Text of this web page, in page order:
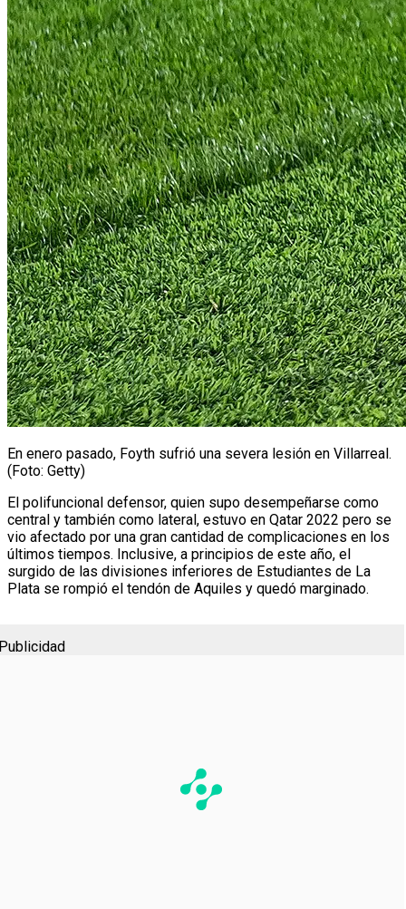
En enero pasado, Foyth sufrió una severa lesión en Villarreal.
(Foto: Getty)
El polifuncional defensor, quien supo desempeñarse como
central y también como lateral, estuvo en Qatar 2022 pero se
vio afectado por una gran cantidad de complicaciones en los
últimos tiempos. Inclusive, a principios de este año, el
surgido de las divisiones inferiores de Estudiantes de La
Plata se rompió el tendón de Aquiles y quedó marginado.